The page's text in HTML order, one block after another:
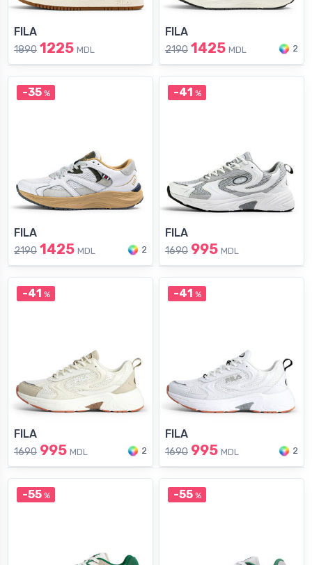
FILA
1890 1225 MDL
FILA
2190 1425 MDL 2
-35%
FILA
2190 1425 MDL 2
-41 %
FILA
1690 995 MDL
-41 %
FILA
1690 995 MDL 2
-41 %
FILA
1690 995 MDL 2
-55% -55%